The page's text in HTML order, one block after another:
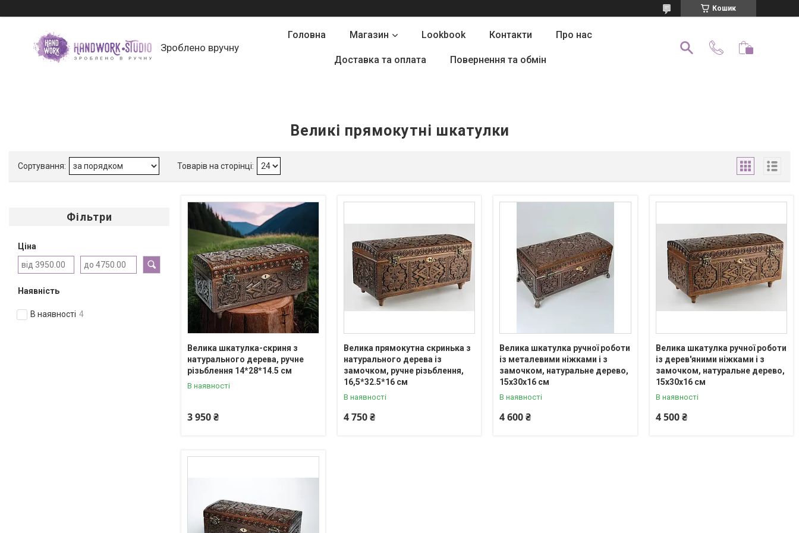
Кошик
Зроблено вручну
Головна Магазин Lookbook Контакти Про нас
Доставка та оплата Повернення та обмін
Великі прямокутні шкатулки
Фільтри
Ціна
Наявність
В наявності 4
Велика шкатулка-скриня з
натурального дерева, ручне
різьблення 14*28*14.5 см
В наявності
3 950 ₴
Велика прямокутна скринька з
натурального дерева із
замочком, ручне різьблення,
16,5*32.5*16 см
В наявності
4 750 ₴
Велика шкатулка ручної роботи
із металевими ніжками і з
замочком, натуральне дерево,
15х30х16 см
В наявності
4 600 ₴
Велика шкатулка ручної роботи
із дерев'яними ніжками і з
замочком, натуральне дерево,
15х30х16 см
В наявності
4 500 ₴